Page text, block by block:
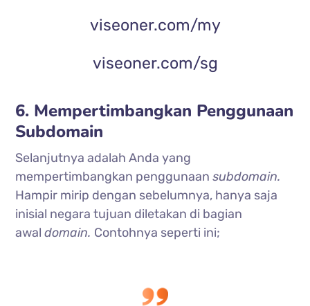
viseoner.com/my
viseoner.com/sg
6. Mempertimbangkan Penggunaan
Subdomain
Selanjutnya adalah Anda yang
mempertimbangkan penggunaansubdomain.
Hampir mirip dengan sebelumnya, hanya saja
inisial negara tujuan diletakan di bagian
awaldomain. Contohnya seperti ini;